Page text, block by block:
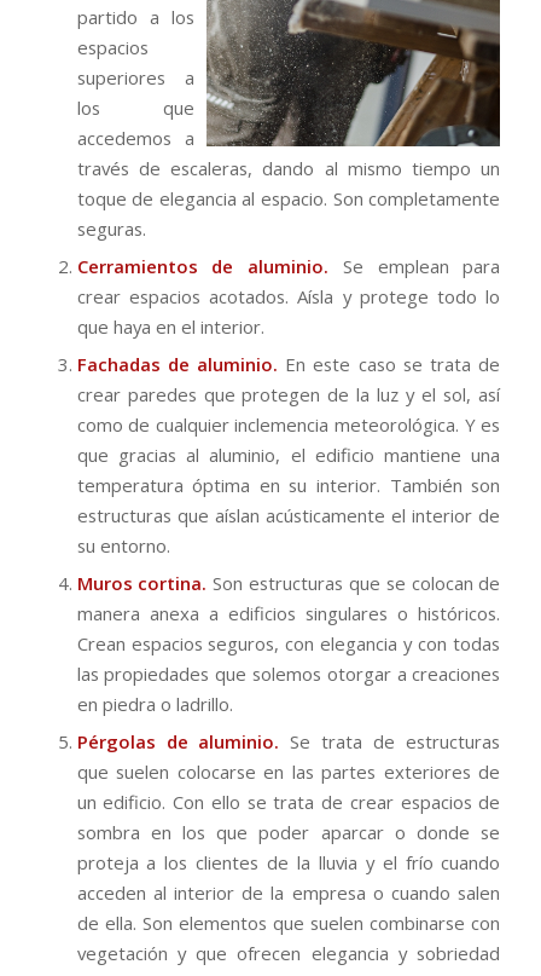
partido a los
espacios
superiores a
los que
accedemos a
través de escaleras, dando al mismo tiempo un
toque de elegancia al espacio. Son completamente
seguras.
Cerramientos de aluminio. Se emplean para
crear espacios acotados. Aísla y protege todo lo
que haya en el interior.
Fachadas de aluminio. En este caso se trata de
crear paredes que protegen de la luz y el sol, así
como de cualquier inclemencia meteorológica. Y es
que gracias al aluminio, el edificio mantiene una
temperatura óptima en su interior. También son
estructuras que aíslan acústicamente el interior de
su entorno.
Muros cortina. Son estructuras que se colocan de
manera anexa a edificios singulares o históricos.
Crean espacios seguros, con elegancia y con todas
las propiedades que solemos otorgar a creaciones
en piedra o ladrillo.
Pérgolas de aluminio. Se trata de estructuras
que suelen colocarse en las partes exteriores de
un edificio. Con ello se trata de crear espacios de
sombra en los que poder aparcar o donde se
proteja a los clientes de la lluvia y el frío cuando
acceden al interior de la empresa o cuando salen
de ella. Son elementos que suelen combinarse con
vegetación y que ofrecen elegancia y sobriedad